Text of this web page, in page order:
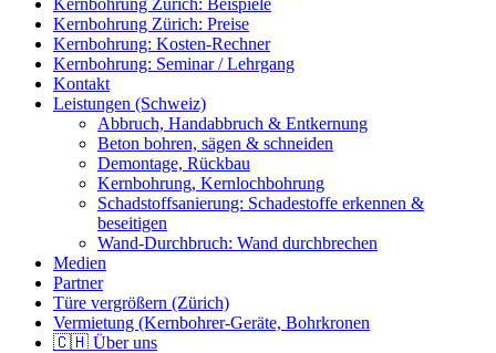
Kernbohrung Zürich: Beispiele
Kernbohrung Zürich: Preise
Kernbohrung: Kosten-Rechner
Kernbohrung: Seminar / Lehrgang
Kontakt
Leistungen (Schweiz)
Abbruch, Handabbruch & Entkernung
Beton bohren, sägen & schneiden
Demontage, Rückbau
Kernbohrung, Kernlochbohrung
Schadstoffsanierung: Schadestoffe erkennen &
beseitigen
Wand-Durchbruch: Wand durchbrechen
Medien
Partner
Türe vergrößern (Zürich)
Vermietung (Kernbohrer-Geräte, Bohrkronen
🇨🇭 Über uns